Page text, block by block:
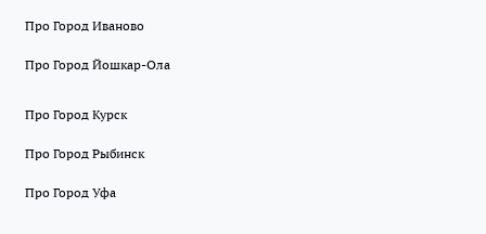
Про Город Иваново
Про Город Йошкар-Ола
Про Город Курск
Про Город Рыбинск
Про Город Уфа